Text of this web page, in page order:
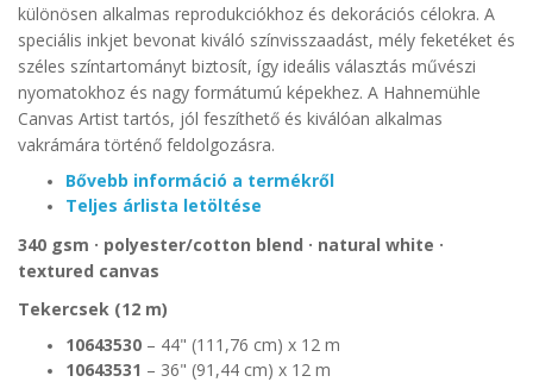
különösen alkalmas reprodukciókhoz és dekorációs célokra. A
speciális inkjet bevonat kiváló színvisszaadást, mély feketéket és
széles színtartományt biztosít, így ideális választás művészi
nyomatokhoz és nagy formátumú képekhez. A Hahnemühle
Canvas Artist tartós, jól feszíthető és kiválóan alkalmas
vakrámára történő feldolgozásra.
Bővebb információ a termékről
Teljes árlista letöltése
340 gsm · polyester/cotton blend · natural white ·
textured canvas
Tekercsek (12 m)
10643530 – 44" (111,76 cm) x 12 m
10643531 – 36" (91,44 cm) x 12 m